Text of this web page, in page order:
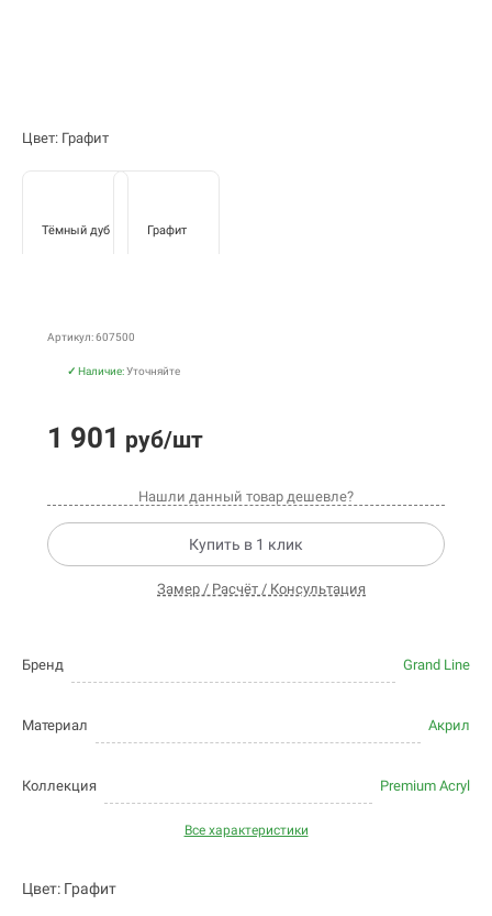
Цвет: Графит
Тёмный дуб Графит
Артикул: 607500
✓ Наличие:Уточняйте
1 901 руб/шт
Нашли данный товар дешевле?
Купить в 1 клик
Замер / Расчёт / Консультация
Бренд Grand Line
Материал Акрил
Коллекция Premium Acryl
Все характеристики
Цвет: Графит